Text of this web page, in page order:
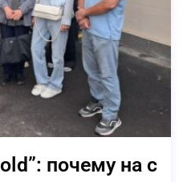
почему на с